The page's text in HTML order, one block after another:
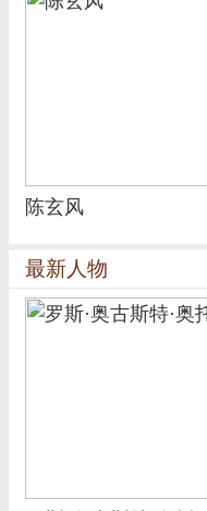
陈玄风
最新人物